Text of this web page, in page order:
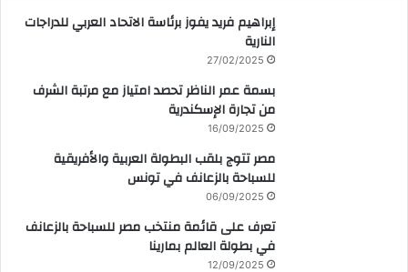
إبراهيم فريد يفوز برئاسة الاتحاد العربي للدراجات
النارية
27/02/2025
بسمة عمر الناظر تحصد امتياز مع مرتبة الشرف
من تجارة الإسكندرية
16/09/2025
مصر تتوج بلقب البطولة العربية والأفريقية
للسباحة بالزعانف في تونس
06/09/2025
تعرف على قائمة منتخب مصر للسباحة بالزعانف
في بطولة العالم بمارينا
12/09/2025